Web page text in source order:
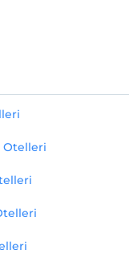
Otelleri